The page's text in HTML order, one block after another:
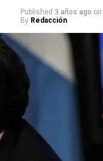
Published 3 años ago on
By Redacción